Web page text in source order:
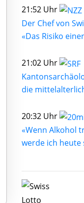
21:52 Uhr
Der Chef von
«Das Risiko
21:02 Uhr
die
20:32 Uhr
«Wenn Alkohol
werde ich heute